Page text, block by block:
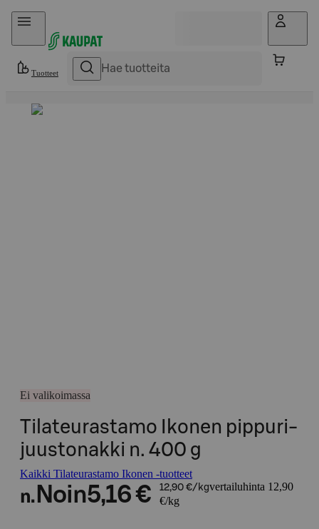
Hyppää sisältöön
Tuotteet
Ei valikoimassa
Tilateurastamo Ikonen pippuri-
juustonakki n. 400 g
Kaikki Tilateurastamo Ikonen -tuotteet
n. Noin5,16 € 12,90 €/kgvertailuhinta 12,90
€/kg